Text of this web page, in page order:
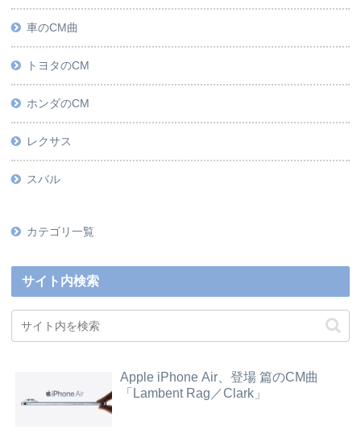
車のCM曲
トヨタのCM
ホンダのCM
レクサス
スバル
カテゴリ一覧
サイト内検索
Apple iPhone Air、登場 篇のCM曲
「Lambent Rag／Clark」